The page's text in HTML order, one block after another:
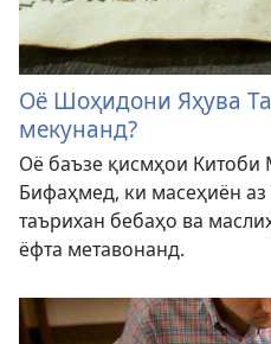
Оё Шоҳидони Яҳува
мекунанд?
Оё баъзе қисмҳои Китоби
Бифаҳмед, ки масеҳиён
таърихан бебаҳо ва
ёфта метавонанд.